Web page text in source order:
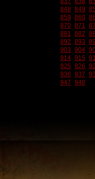
848 849
859 860
870 871
881 882
892 893
903 904
914 915
925 926
936 937
947 948